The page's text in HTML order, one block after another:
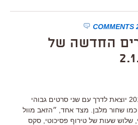
2
החדשה של
הטבלה הראשונה לשנת 2014 יוצאת לדרך עם שני סרטים גבוהי
כמו שחור מלבן. מצד אחד, ״הזאב מוול
שלוש שעות של טירוף פסיכוטי, סקס